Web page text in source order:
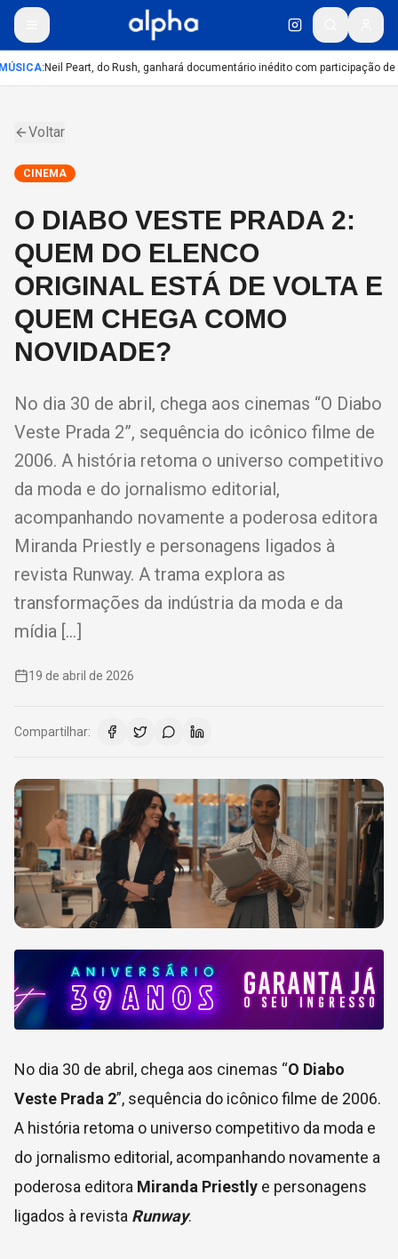
:Neil Peart, do Rush, ganhará documentário inédito com participação de
Voltar
CINEMA
O DIABO VESTE PRADA 2:
QUEM DO ELENCO
ORIGINAL ESTÁ DE VOLTA E
QUEM CHEGA COMO
NOVIDADE?
No dia 30 de abril, chega aos cinemas “O Diabo
Veste Prada 2”, sequência do icônico filme de
2006. A história retoma o universo competitivo
da moda e do jornalismo editorial,
acompanhando novamente a poderosa editora
Miranda Priestly e personagens ligados à
revista Runway. A trama explora as
transformações da indústria da moda e da
mídia […]
19 de abril de 2026
Compartilhar:
No dia 30 de abril, chega aos cinemas “O Diabo
Veste Prada 2”, sequência do icônico filme de 2006.
A história retoma o universo competitivo da moda e
do jornalismo editorial, acompanhando novamente a
poderosa editora Miranda Priestly e personagens
ligados à revista Runway.